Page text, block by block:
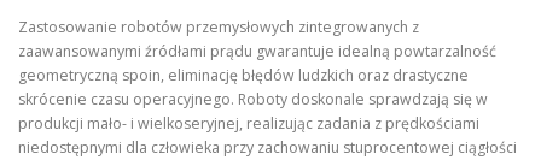
Zastosowanie robotów przemysłowych zintegrowanych z
zaawansowanymi źródłami prądu gwarantuje idealną powtarzalność
geometryczną spoin, eliminację błędów ludzkich oraz drastyczne
skrócenie czasu operacyjnego. Roboty doskonale sprawdzają się w
produkcji mało- i wielkoseryjnej, realizując zadania z prędkościami
niedostępnymi dla człowieka przy zachowaniu stuprocentowej ciągłości